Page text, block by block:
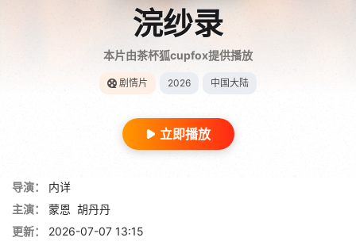
浣纱录
本片由茶杯狐cupfox提供播放
剧情片 2026 中国大陆
立即播放
导演：
内详
主演：
蒙恩 胡丹丹
更新：
2026-07-07 13:15